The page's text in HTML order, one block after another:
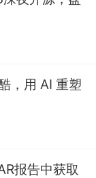
，用 AI 重塑
报告中获取